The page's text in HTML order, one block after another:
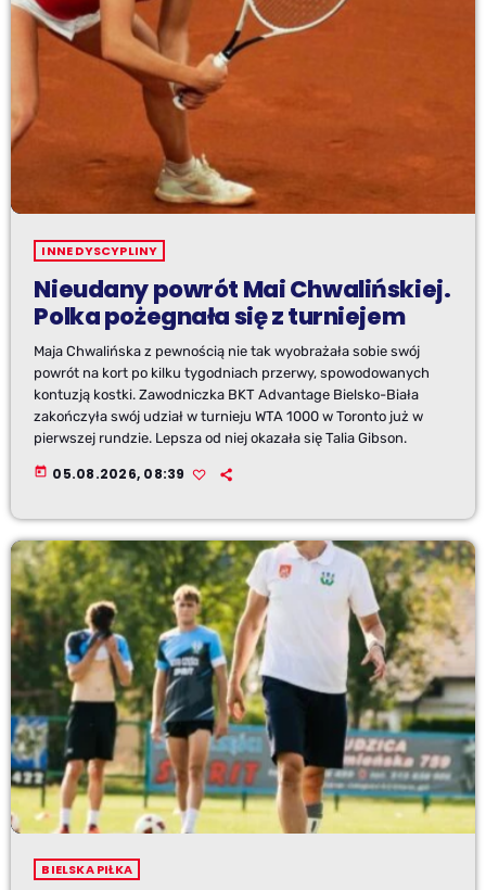
INNE DYSCYPLINY
Nieudany powrót Mai Chwalińskiej.
Polka pożegnała się z turniejem
Maja Chwalińska z pewnością nie tak wyobrażała sobie swój
powrót na kort po kilku tygodniach przerwy, spowodowanych
kontuzją kostki. Zawodniczka BKT Advantage Bielsko-Biała
zakończyła swój udział w turnieju WTA 1000 w Toronto już w
pierwszej rundzie. Lepsza od niej okazała się Talia Gibson.
today 05.08.2026, 08:39
BIELSKA PIŁKA